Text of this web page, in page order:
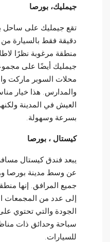
جيمليك، بورصا
دقيقة فقط بالسيارة
منطقة مرغوبة نظرًا
جيمليك أيضًا على
محلات السوبر ماركت
والمدارس. هذا خيار
العيش في المدينة
بسرعة وسهولة.
كيستال ، بورصا
عن وسط مدينة بورصا
جميع المرافق. إنها
إلى عدد من المجمعات
الجودة والتي تحتوي
سباحة وحدائق ذات
للسيارات.